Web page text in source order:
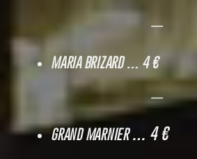
—
MARIA BRIZARD… 4 €
—
GRAND MARNIER… 4 €